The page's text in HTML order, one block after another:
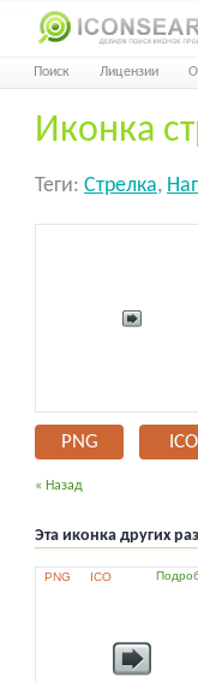
Поиск Лицензии
Иконка
Теги: Стрелка,
PNG ICO
« Назад
Эта иконка других
PNG ICO